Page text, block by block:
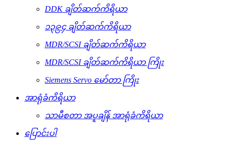
DDK ချိတ်ဆက်ကိရိယာ
၁၃၉၄ ချိတ်ဆက်ကိရိယာ
MDR/SCSI ချိတ်ဆက်ကိရိယာ
MDR/SCSI ချိတ်ဆက်ကိရိယာ ကြိုး
Siemens Servo မော်တာ ကြိုး
အာရုံခံကိရိယာ
သာမီစတာ အပူချိန် အာရုံခံကိရိယာ
ပြောင်းပါ